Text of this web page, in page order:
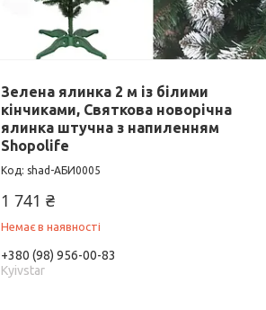
Зелена ялинка 2 м із білими
кінчиками, Святкова новорічна
ялинка штучна з напиленням
Shopolife
shad-АБИ0005
1 741 ₴
Немає в наявності
+380 (98) 956-00-83
Kyivstar